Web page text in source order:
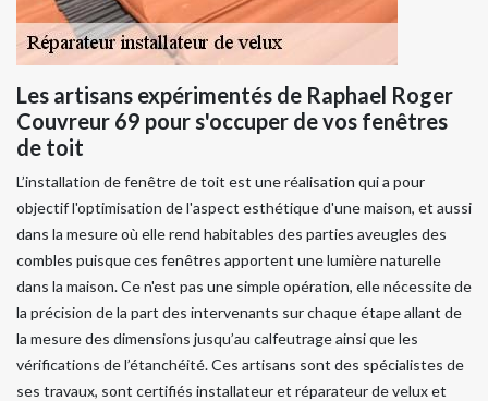
Les artisans expérimentés de Raphael Roger
Couvreur 69 pour s'occuper de vos fenêtres
de toit
L’installation de fenêtre de toit est une réalisation qui a pour
objectif l'optimisation de l'aspect esthétique d'une maison, et aussi
dans la mesure où elle rend habitables des parties aveugles des
combles puisque ces fenêtres apportent une lumière naturelle
dans la maison. Ce n'est pas une simple opération, elle nécessite de
la précision de la part des intervenants sur chaque étape allant de
la mesure des dimensions jusqu’au calfeutrage ainsi que les
vérifications de l’étanchéité. Ces artisans sont des spécialistes de
ses travaux, sont certifiés installateur et réparateur de velux et